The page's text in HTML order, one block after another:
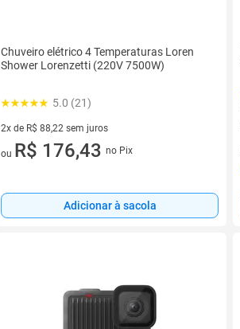
Chuveiro elétrico 4 Temperaturas Loren
Shower Lorenzetti (220V 7500W)
5.0 (21)
2x de R$ 88,22 sem juros
2 vez de R$ 88,22 sem juros
ou R$ 176,43 no Pix
Adicionar à sacola